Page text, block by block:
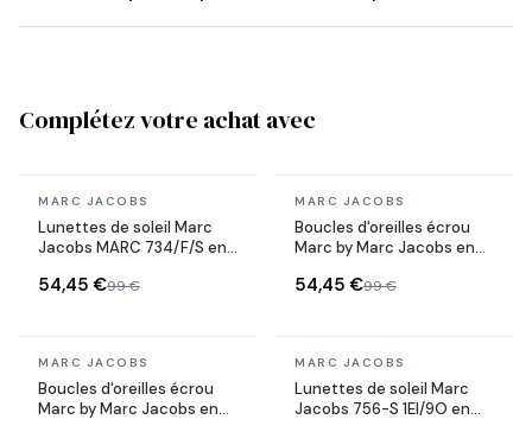
Complétez votre achat avec
En stock
MARC JACOBS
Lunettes de soleil Marc
Jacobs MARC 734/F/S en
54,45 €99 €
En stock
MARC JACOBS
Boucles d'oreilles écrou
Marc by Marc Jacobs en
54,45 €99 €
En stock
MARC JACOBS
Boucles d'oreilles écrou
Marc by Marc Jacobs en
En stock
MARC JACOBS
Lunettes de soleil Marc
Jacobs 756-S 1EI/9O en